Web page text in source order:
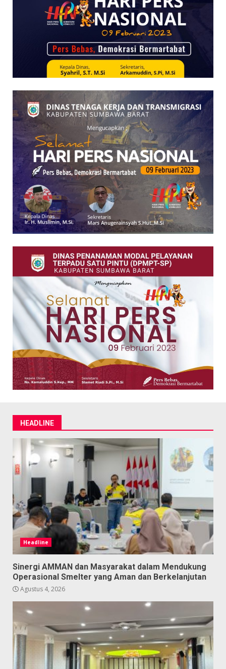
HEADLINE
Headline
Sinergi AMMAN dan Masyarakat dalam Mendukung
Operasional Smelter yang Aman dan Berkelanjutan
Agustus 4, 2026